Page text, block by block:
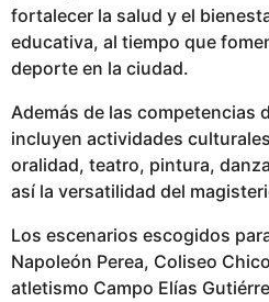
fortalecer la salud y el
educativa, al tiempo que
deporte en la ciudad.
Además de las competencias
incluyen actividades
oralidad, teatro, pintura,
así la versatilidad del
Los escenarios escogidos
Napoleón Perea, Coliseo
atletismo Campo Elías